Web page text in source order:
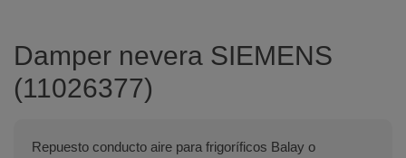
Damper nevera SIEMENS
(11026377)
Repuesto conducto aire para frigoríficos Balay o